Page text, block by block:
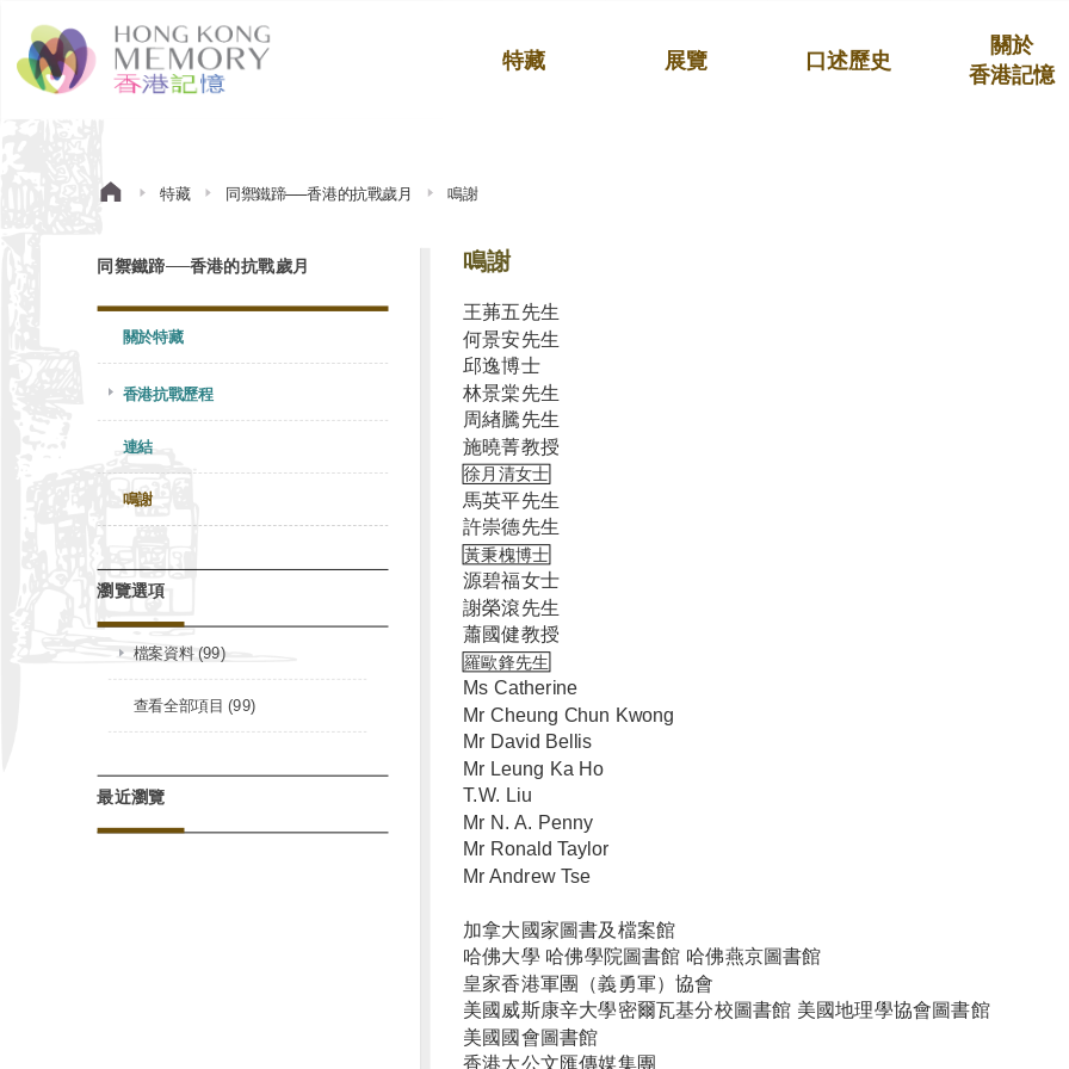
特藏 展覽 口述歷史
關於
香港記憶
特藏 同禦鐵蹄──香港的抗戰歲月 鳴謝
同禦鐵蹄──香港的抗戰歲月
關於特藏
香港抗戰歷程
連結
鳴謝
瀏覽選項
檔案資料 (99)
查看全部項目 (99)
最近瀏覽
鳴謝
王茀五先生
何景安先生
邱逸博士
林景棠先生
周緖騰先生
施曉菁教授
徐月清女士
馬英平先生
許崇德先生
黃秉槐博士
源碧福女士
謝榮滾先生
蕭國健教授
羅歐鋒先生
Ms Catherine
Mr Cheung Chun Kwong
Mr David Bellis
Mr Leung Ka Ho
T.W. Liu
Mr N. A. Penny
Mr Ronald Taylor
Mr Andrew Tse
加拿大國家圖書及檔案館
哈佛大學 哈佛學院圖書館 哈佛燕京圖書館
皇家香港軍團（義勇軍）協會
美國威斯康辛大學密爾瓦基分校圖書館 美國地理學協會圖書館
美國國會圖書館
香港大公文匯傳媒集團